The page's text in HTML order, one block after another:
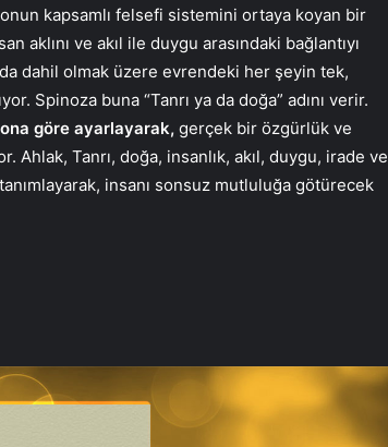
onun kapsamlı felsefi sistemini ortaya koyan bir
aklını ve akıl ile duygu arasındaki bağlantıyı
dahil olmak üzere evrendeki her şeyin tek,
Spinoza buna “Tanrı ya da doğa” adını verir.
göre ayarlayarak, gerçek bir özgürlük ve
Tanrı, doğa, insanlık, akıl, duygu, irade ve
insanı sonsuz mutluluğa götürecek